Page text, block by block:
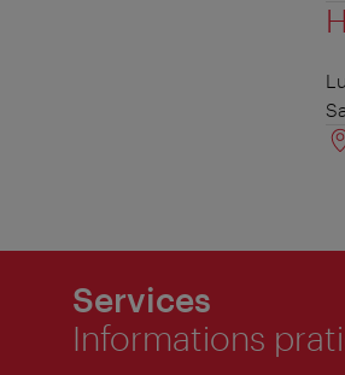
Services
Informations